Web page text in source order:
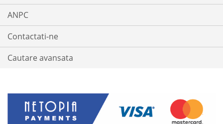
ANPC
Contactati-ne
Cautare avansata